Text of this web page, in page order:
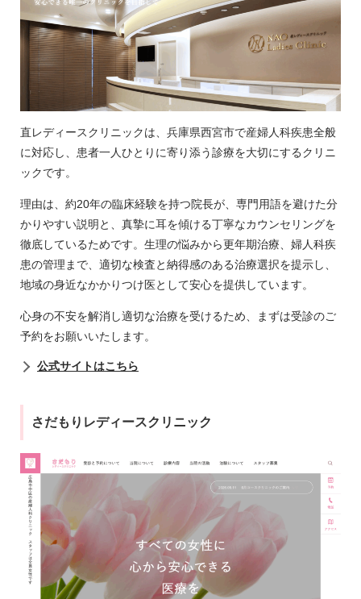
直レディースクリニックは、兵庫県西宮市で産婦人科疾患全般
に対応し、患者一人ひとりに寄り添う診療を大切にするクリニ
ックです。
理由は、約20年の臨床経験を持つ院長が、専門用語を避けた分
かりやすい説明と、真摯に耳を傾ける丁寧なカウンセリングを
徹底しているためです。生理の悩みから更年期治療、婦人科疾
患の管理まで、適切な検査と納得感のある治療選択を提示し、
地域の身近なかかりつけ医として安心を提供しています。
心身の不安を解消し適切な治療を受けるため、まずは受診のご
予約をお願いいたします。
公式サイトはこちら
さだもりレディースクリニック